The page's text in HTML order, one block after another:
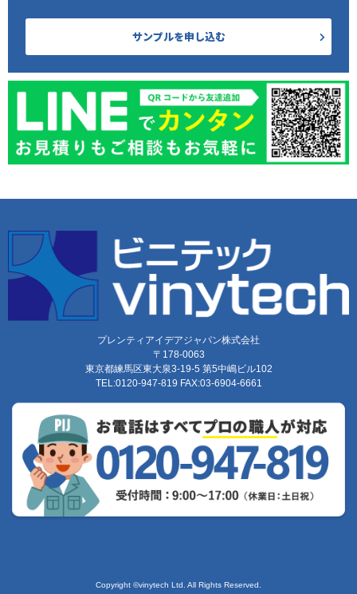
サンプルを申し込む
プレンティアイデアジャパン株式会社
〒178-0063
東京都練馬区東大泉3-19-5 第5中嶋ビル102
TEL:0120-947-819 FAX:03-6904-6661
Copyright ©vinytech Ltd. All Rights Reserved.